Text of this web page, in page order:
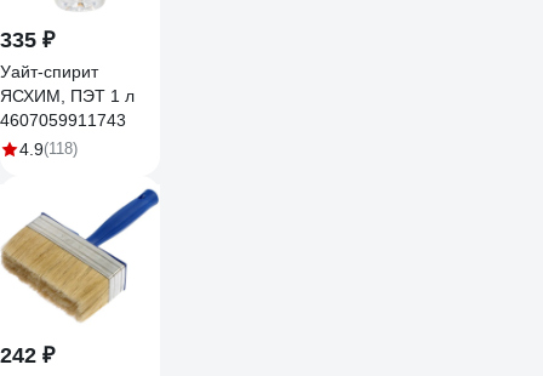
335 ₽
Уайт-спирит
ЯСХИМ, ПЭТ 1 л
4607059911743
4.9(118)
242 ₽